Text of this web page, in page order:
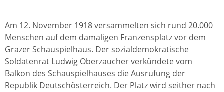
Am 12. November 1918 versammelten sich rund 20.000
Menschen auf dem damaligen Franzensplatz vor dem
Grazer Schauspielhaus. Der sozialdemokratische
Soldatenrat Ludwig Oberzaucher verkündete vom
Balkon des Schauspielhauses die Ausrufung der
Republik Deutschösterreich. Der Platz wird seither nach